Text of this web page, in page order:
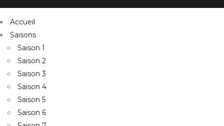
Accueil
Saisons
Saison 1
Saison 2
Saison 3
Saison 4
Saison 5
Saison 6